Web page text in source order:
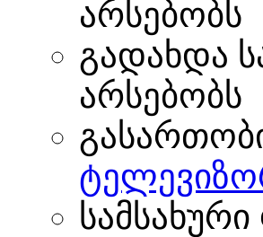
არსებობს
გადახდა
არსებობს